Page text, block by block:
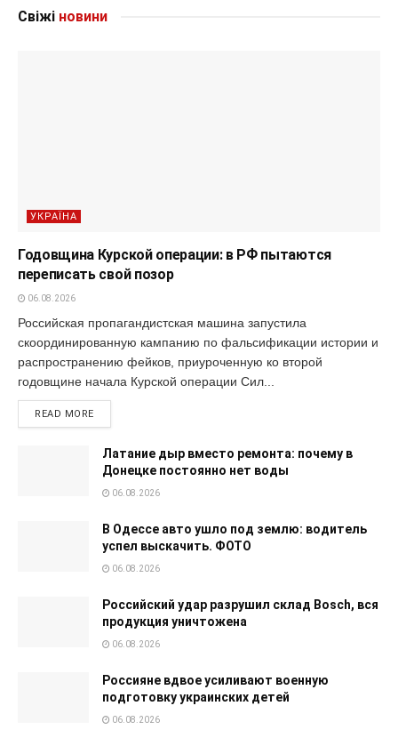
Свіжі новини
УКРАЇНА
Годовщина Курской операции: в РФ пытаются
переписать свой позор
06.08.2026
Российская пропагандистская машина запустила
скоординированную кампанию по фальсификации истории и
распространению фейков, приуроченную ко второй
годовщине начала Курской операции Сил...
READ MORE
Латание дыр вместо ремонта: почему в
Донецке постоянно нет воды
06.08.2026
В Одессе авто ушло под землю: водитель
успел выскачить. ФОТО
06.08.2026
Российский удар разрушил склад Bosch, вся
продукция уничтожена
06.08.2026
Россияне вдвое усиливают военную
подготовку украинских детей
06.08.2026